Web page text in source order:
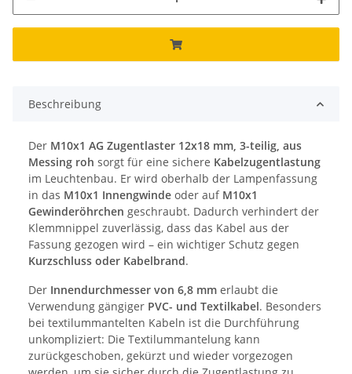
Beschreibung
Der M10x1 AG Zugentlaster 12x18 mm, 3-teilig, aus
Messing roh sorgt für eine sichere Kabelzugentlastung
im Leuchtenbau. Er wird oberhalb der Lampenfassung
in das M10x1 Innengwinde oder auf M10x1
Gewinderöhrchen geschraubt. Dadurch verhindert der
Klemmnippel zuverlässig, dass das Kabel aus der
Fassung gezogen wird – ein wichtiger Schutz gegen
Kurzschluss oder Kabelbrand.
Der Innendurchmesser von 6,8 mm erlaubt die
Verwendung gängiger PVC- und Textilkabel. Besonders
bei textilummantelten Kabeln ist die Durchführung
unkompliziert: Die Textilummantelung kann
zurückgeschoben, gekürzt und wieder vorgezogen